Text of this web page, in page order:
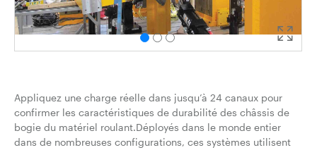
Appliquez une charge réelle dans jusqu’à 24 canaux pour
confirmer les caractéristiques de durabilité des châssis de
bogie du matériel roulant.Déployés dans le monde entier
dans de nombreuses configurations, ces systèmes utilisent